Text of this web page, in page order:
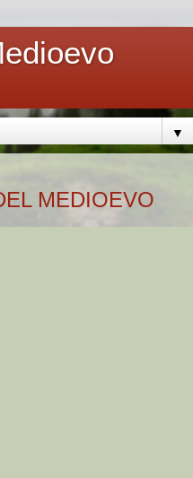
▼
MEDIOEVO